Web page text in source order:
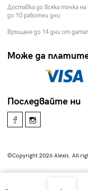
Доставка до всяка точка
до 10 работни дни.
Връщане до 14 дни от
Може да
Последвайте ни
©Copyright 2026 Alexis. All